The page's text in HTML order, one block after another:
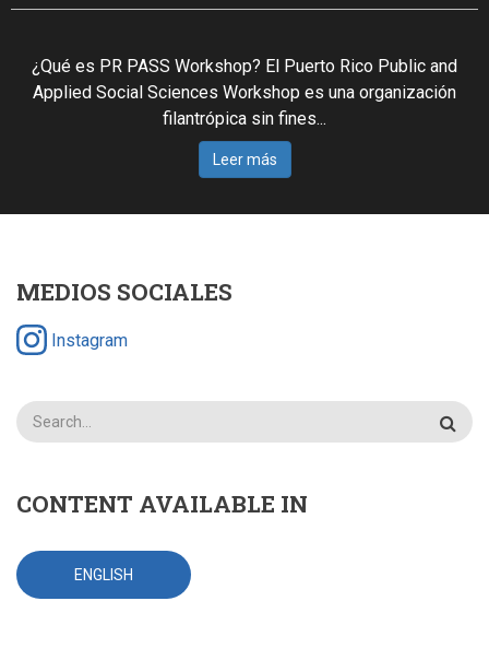
¿Qué es PR PASS Workshop? El Puerto Rico Public and
Applied Social Sciences Workshop es una organización
filantrópica sin fines...
Leer más
MEDIOS SOCIALES
Instagram
Search
CONTENT AVAILABLE IN
ENGLISH